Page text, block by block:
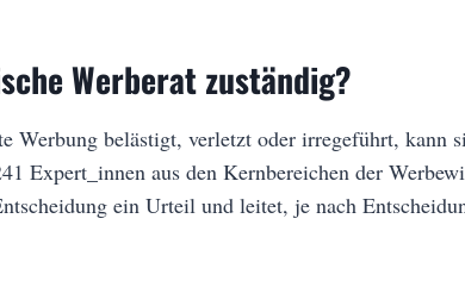
Werberat zuständig?
Werbung belästigt, verletzt oder irregeführt, kann
Expert_innen aus den Kernbereichen der
ein Urteil und leitet, je nach